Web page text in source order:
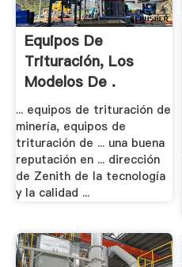
Equipos De
Trituración, Los
Modelos De .
... equipos de trituración de
minería, equipos de
trituración de ... una buena
reputación en ... dirección
de Zenith de la tecnología
y la calidad ...